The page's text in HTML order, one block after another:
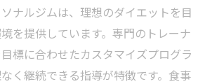
ナルジムは、理想のダイエットを目
を提供しています。専門のトレーナ
標に合わせたカスタマイズプログラ
く継続できる指導が特徴です。食事